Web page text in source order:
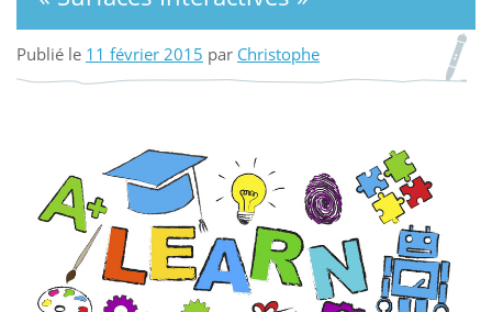
Publié le 11 février 2015 par Christophe